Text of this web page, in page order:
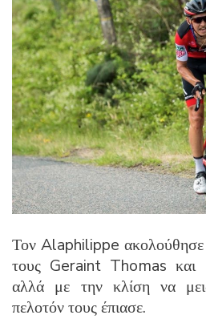
Τον Alaphilippe ακολούθησε
τους Geraint Thomas
αλλά με την κλίση να
πελοτόν τους έπιασε.